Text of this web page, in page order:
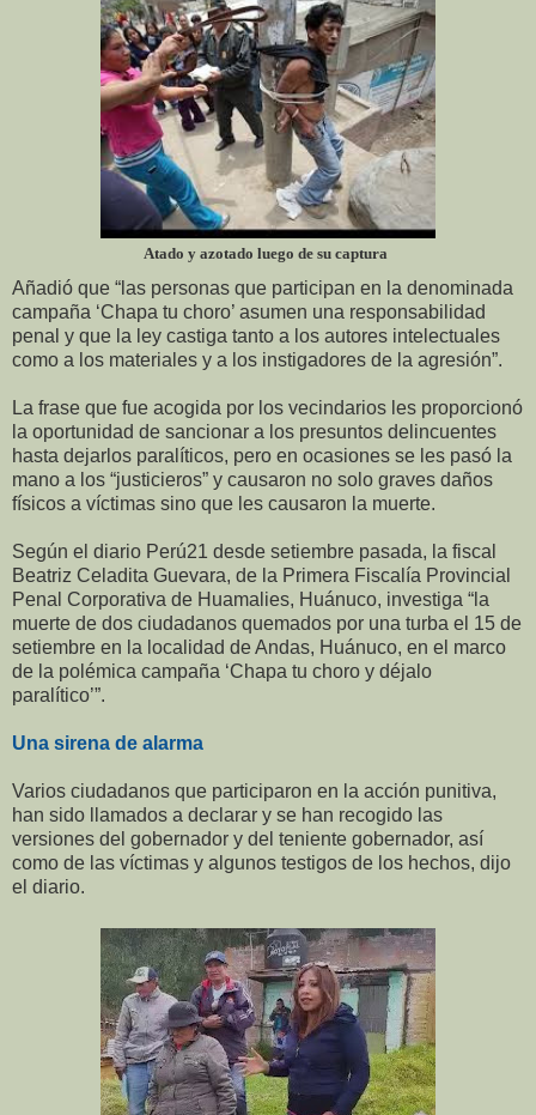
Atado y azotado luego de su captura
Añadió que “las personas que participan en la denominada
campaña ‘Chapa tu choro’ asumen una responsabilidad
penal y que la ley castiga tanto a los autores intelectuales
como a los materiales y a los instigadores de la agresión”.
La frase que fue acogida por los vecindarios les proporcionó
la oportunidad de sancionar a los presuntos delincuentes
hasta dejarlos paralíticos, pero en ocasiones se les pasó la
mano a los “justicieros” y causaron no solo graves daños
físicos a víctimas sino que les causaron la muerte.
Según el diario Perú21 desde setiembre pasada, la fiscal
Beatriz Celadita Guevara, de la Primera Fiscalía Provincial
Penal Corporativa de Huamalies, Huánuco, investiga “la
muerte de dos ciudadanos quemados por una turba el 15 de
setiembre en la localidad de Andas, Huánuco, en el marco
de la polémica campaña ‘Chapa tu choro y déjalo
paralítico’”.
Una sirena de alarma
Varios ciudadanos que participaron en la acción punitiva,
han sido llamados a declarar y se han recogido las
versiones del gobernador y del teniente gobernador, así
como de las víctimas y algunos testigos de los hechos, dijo
el diario.